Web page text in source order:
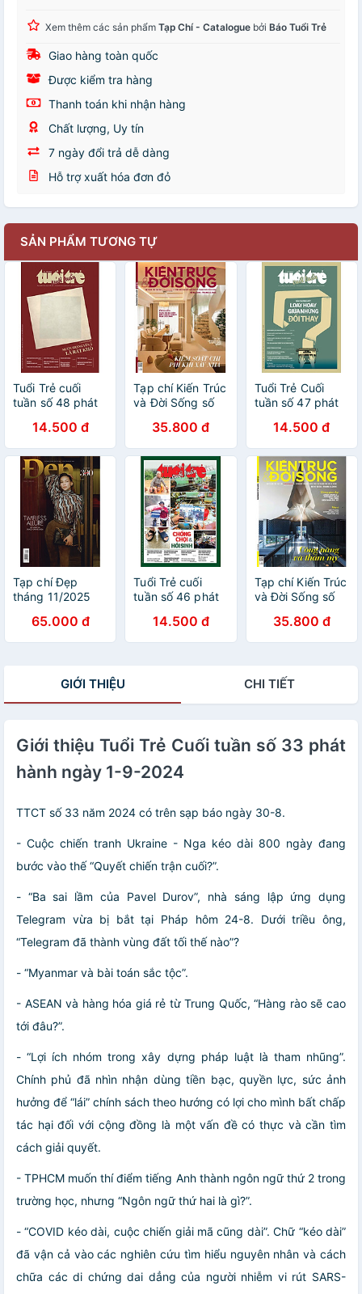
Xem thêm các sản phẩm Tạp Chí - Catalogue bởi Báo Tuổi Trẻ
Giao hàng toàn quốc
Được kiểm tra hàng
Thanh toán khi nhận hàng
Chất lượng, Uy tín
7 ngày đổi trả dễ dàng
Hỗ trợ xuất hóa đơn đỏ
SẢN PHẨM TƯƠNG TỰ
Tuổi Trẻ cuối
tuần số 48 phát
12-2025
14.500 đ
Tạp chí Kiến Trúc
và Đời Sống số
2025)_ Kiểm soát
chi phí khi xây
nhà
35.800 đ
Tuổi Trẻ Cuối
tuần số 47 phát
202514.500 đ
Tạp chí Đẹp
tháng 11/2025
Ngọc Hà
65.000 đ
Tuổi Trẻ cuối
tuần số 46 phát
11-2025
14.500 đ
Tạp chí Kiến Trúc
và Đời Sống số
2025) _ Công
năng và Thẩm
35.800 đ
GIỚI THIỆU CHI TIẾT
Giới thiệu Tuổi Trẻ Cuối tuần số 33 phát
hành ngày 1-9-2024
TTCT số 33 năm 2024 có trên sạp báo ngày 30-8.
- Cuộc chiến tranh Ukraine - Nga kéo dài 800 ngày đang
bước vào thế “Quyết chiến trận cuối?”.
- “Ba sai lầm của Pavel Durov”, nhà sáng lập ứng dụng
Telegram vừa bị bắt tại Pháp hôm 24-8. Dưới triều ông,
“Telegram đã thành vùng đất tối thế nào”?
- “Myanmar và bài toán sắc tộc”.
- ASEAN và hàng hóa giá rẻ từ Trung Quốc, “Hàng rào sẽ cao
tới đâu?”.
- “Lợi ích nhóm trong xây dựng pháp luật là tham nhũng”.
Chính phủ đã nhìn nhận dùng tiền bạc, quyền lực, sức ảnh
hưởng để “lái” chính sách theo hướng có lợi cho mình bất chấp
tác hại đối với cộng đồng là một vấn đề có thực và cần tìm
cách giải quyết.
- TPHCM muốn thí điểm tiếng Anh thành ngôn ngữ thứ 2 trong
trường học, nhưng “Ngôn ngữ thứ hai là gì?”.
- “COVID kéo dài, cuộc chiến giải mã cũng dài”. Chữ “kéo dài”
đã vận cả vào các nghiên cứu tìm hiểu nguyên nhân và cách
chữa các di chứng dai dẳng của người nhiễm vi rút SARS-